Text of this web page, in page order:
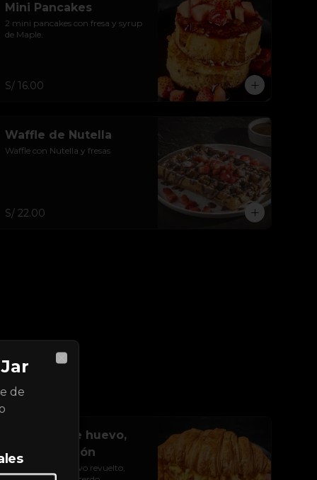
Mini Pancakes
2 mini pancakes con fresa y syrup
de Maple.
S/ 16.00
Waffle de Nutella
Waffle con Nutella y fresas
S/ 22.00
Croissant de huevo,
queso y jamón
Croissant con huevo revuelto,
de